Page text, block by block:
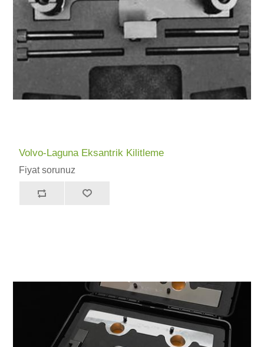
Volvo-Laguna Eksantrik Kilitleme
Fiyat sorunuz